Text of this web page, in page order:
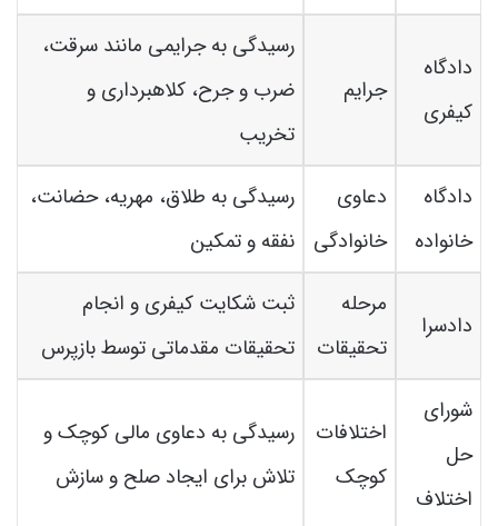
دادگاه
کیفری
جرایم
رسیدگی به جرایمی مانند سرقت،
ضرب و جرح، کلاهبرداری و
تخریب
دادگاه
خانواده
دعاوی
خانوادگی
رسیدگی به طلاق، مهریه، حضانت،
نفقه و تمکین
دادسرا
مرحله
تحقیقات
ثبت شکایت کیفری و انجام
تحقیقات مقدماتی توسط بازپرس
شورای
حل
اختلاف
اختلافات
کوچک
رسیدگی به دعاوی مالی کوچک و
تلاش برای ایجاد صلح و سازش